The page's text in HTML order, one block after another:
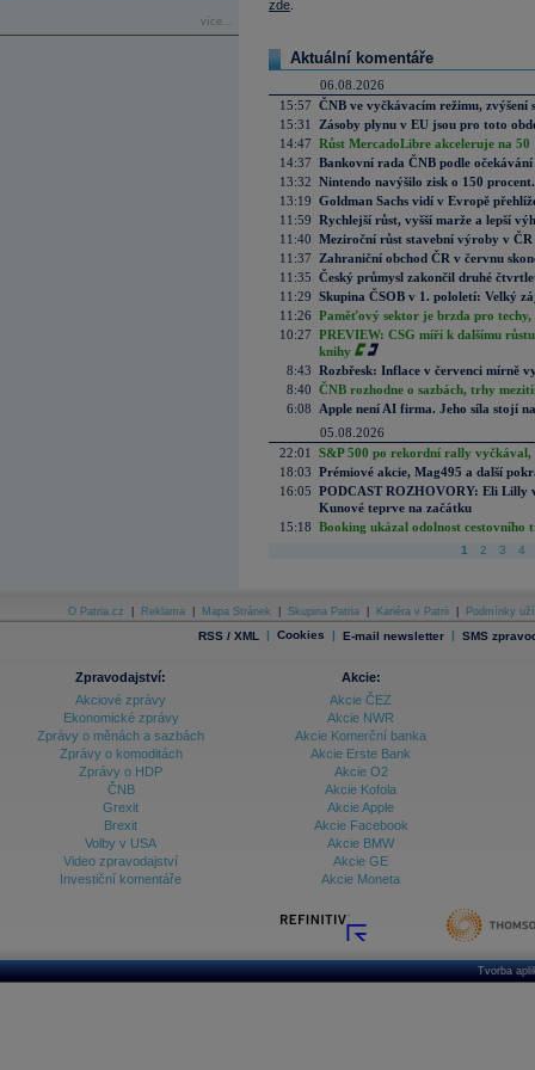
více...
zde
Aktuální komentáře
06.08.2026
15:57 ČNB ve vyčkávacím režimu, zvýšení
15:31
Zásoby plynu v EU jsou pro toto
14:47 Růst MercadoLibre akceleruje na
14:37 Bankovní rada ČNB podle
13:32 Nintendo navýšilo zisk o 150
13:19 Goldman Sachs vidí v Evropě
11:59 Rychlejší růst, vyšší marže a lepší
11:40 Meziroční růst stavební výroby v
11:37
Zahraniční obchod ČR v červnu
11:35 Český průmysl zakončil druhé
11:29 Skupina ČSOB v 1. pololetí: Velký
11:26 Paměťový sektor je brzda pro techy,
10:27 PREVIEW: CSG míří k dalšímu
knihy
8:43 Rozbřesk: Inflace v červenci mírně
8:40 ČNB rozhodne o sazbách, trhy
6:08
Apple není AI firma. Jeho síla stojí
05.08.2026
22:01
S&P 500 po rekordní rally vyčkával,
18:03 Prémiové akcie, Mag495 a další
16:05 PODCAST ROZHOVORY: Eli Lilly
Kunové teprve na začátku
15:18 Booking ukázal odolnost cestovního
1 2 3 4
O Patria.cz Reklama Mapa Stránek Skupina Patria Kariéra v Patrii Podmínky
RSS / XML | Cookies | E-mail newsletter | SMS
Zpravodajství:
Akciové zprávy
Ekonomické zprávy
Zprávy o měnách a sazbách
Zprávy o komoditách
Zprávy o HDP
ČNB
Grexit
Brexit
Volby v USA
Video zpravodajství
Investiční komentáře
Akcie:
Akcie ČEZ
Akcie NWR
Akcie Komerční banka
Akcie Erste Bank
Akcie O2
Akcie Kofola
Akcie Apple
Akcie Facebook
Akcie BMW
Akcie GE
Akcie Moneta
Tvorba